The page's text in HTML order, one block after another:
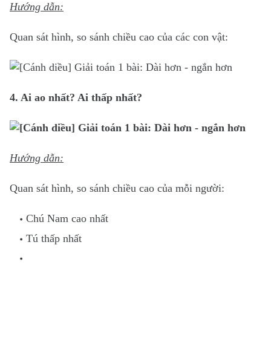
Hướng dẫn:
Quan sát hình, so sánh chiều cao của các con vật:
4. Ai ao nhất? Ai thấp nhất?
Hướng dẫn:
Quan sát hình, so sánh chiều cao của mỗi người:
Chú Nam cao nhất
Tú thấp nhất